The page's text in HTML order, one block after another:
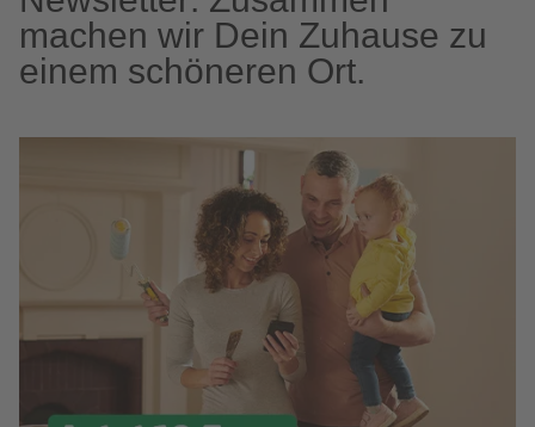
machen wir Dein Zuhause zu
einem schöneren Ort.